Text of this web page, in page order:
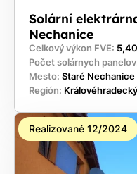
Solární
Nechanice
Celkový výkon FVE:
Počet solárnych
Mesto: Staré Nechanice
Región:
Realizované 12/2024